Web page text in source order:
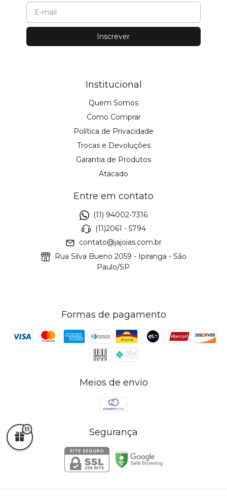
Institucional
Quem Somos
Como Comprar
Política de Privacidade
Trocas e Devoluções
Garantia de Produtos
Atacado
Entre em contato
(11) 94002-7316
(11)2061 - 5794
contato@jajoias.com.br
Rua Silva Bueno 2059 - Ipiranga - São
Paulo/SP
Formas de pagamento
Meios de envio
Segurança
11